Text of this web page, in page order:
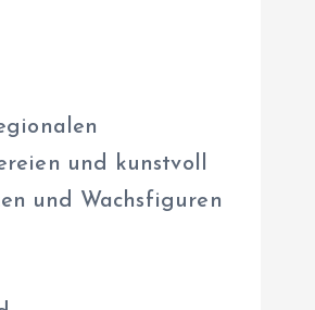
und kunstvoll
und Wachsfiguren